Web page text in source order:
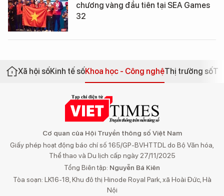
chương vàng đầu tiên tại SEA Games
32
Xã hội sốKinh tế sốKhoa học - Công nghệThị trường số
Cơ quan của Hội Truyền thông số Việt Nam
Giấy phép hoạt động báo chí số 165/GP-BVHTTDL do Bộ Văn hóa,
Thể thao và Du lịch cấp ngày 27/11/2025
Tổng Biên tập: Nguyễn Bá Kiên
Tòa soạn: LK16-18, Khu đô thị Hinode Royal Park, xã Hoài Đức, Hà
Nội